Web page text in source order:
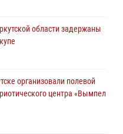
области задержаны
организовали полевой
центра «Вымпел